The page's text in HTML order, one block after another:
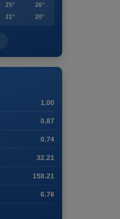
25°
21°
26°
20°
1.00
0.87
0.74
32.21
158.21
6.76